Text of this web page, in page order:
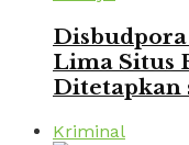
Disbudpora
Lima Situs
Ditetapkan
Kriminal